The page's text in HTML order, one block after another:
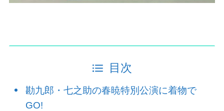
目次
勘九郎・七之助の春暁特別公演に着物で
GO!